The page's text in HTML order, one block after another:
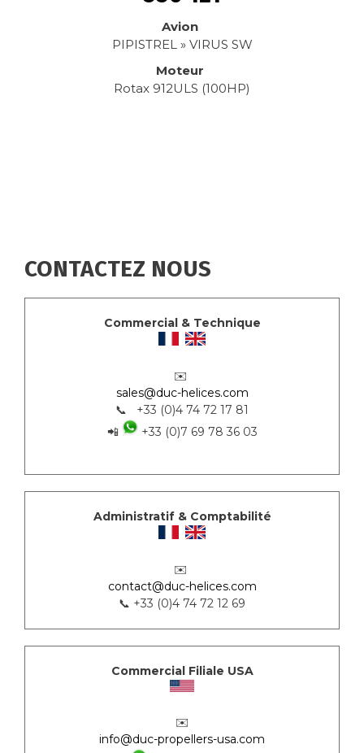
Avion
PIPISTREL » VIRUS SW
Moteur
Rotax 912ULS (100HP)
CONTACTEZ NOUS
Commercial & Technique
✉️
sales@duc-helices.com
📞 +33 (0)4 74 72 17 81
📲
+33 (0)7 69 78 36 03
Administratif & Comptabilité
✉️
contact@duc-helices.com
📞 +33 (0)4 74 72 12 69
Commercial Filiale USA
✉️
info@duc-propellers-usa.com